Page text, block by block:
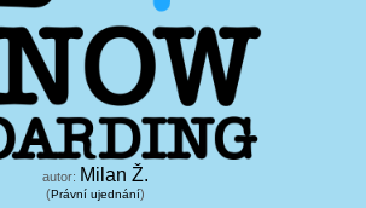
autor: Milan Ž.
(Právní ujednání)